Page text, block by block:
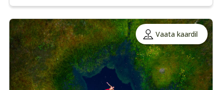
Vaata kaardil